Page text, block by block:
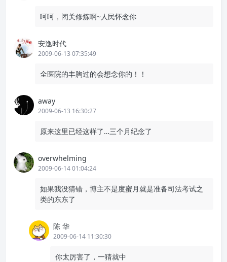
呵呵，闭关修炼啊~人民怀念你
安逸时代
2009-06-13 07:35:49
全医院的丰胸过的会想念你的！！
away
2009-06-13 16:30:27
原来这里已经这样了…三个月纪念了
overwhelming
2009-06-14 01:04:24
如果我没猜错，博主不是度蜜月就是准备司法考试之
类的东东了
陈 华
2009-06-14 11:30:30
你太厉害了，一猜就中